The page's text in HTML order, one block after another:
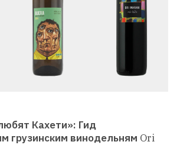
Кахети»: Гид
грузинским винодельням Ori